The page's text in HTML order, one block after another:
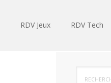
RDV Jeux RDV Tech
Barre